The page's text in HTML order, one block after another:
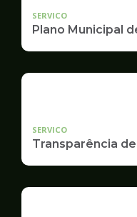
SERVICO
Plano Municipal
SERVICO
Transparência